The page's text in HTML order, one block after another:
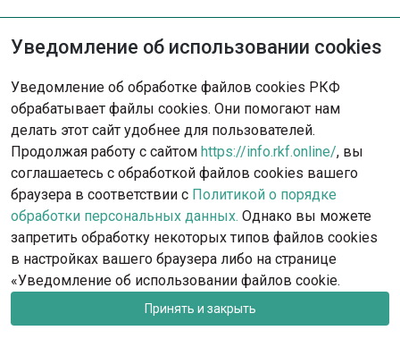
Опишите ситуацию - наша команда
Обратиться в поддержку
Уведомление об использовании cookies
Уведомление об обработке файлов cookies РКФ
обрабатывает файлы cookies. Они помогают нам
делать этот сайт удобнее для пользователей.
Продолжая работу с сайтом https://info.rkf.online/, вы
соглашаетесь с обработкой файлов cookies вашего
браузера в соответствии с Политикой о порядке
обработки персональных данных. Однако вы можете
запретить обработку некоторых типов файлов cookies
в настройках вашего браузера либо на странице
«Уведомление об использовании файлов cookie.
Принять и закрыть